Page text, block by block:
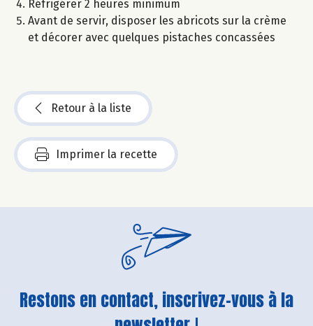
Réfrigérer 2 heures minimum
Avant de servir, disposer les abricots sur la crème
et décorer avec quelques pistaches concassées
Retour à la liste
Imprimer la recette
Restons en contact, inscrivez-vous à la